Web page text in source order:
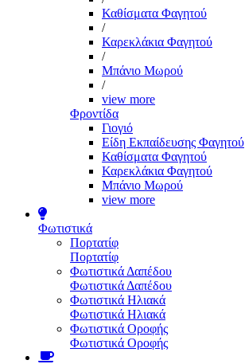
Καθίσματα Φαγητού
/
Καρεκλάκια Φαγητού
/
Μπάνιο Μωρού
/
view more
Φροντίδα
Γιογιό
Είδη Εκπαίδευσης Φαγητού
Καθίσματα Φαγητού
Καρεκλάκια Φαγητού
Μπάνιο Μωρού
view more
Φωτιστικά
Πορτατίφ
Πορτατίφ
Φωτιστικά Δαπέδου
Φωτιστικά Δαπέδου
Φωτιστικά Ηλιακά
Φωτιστικά Ηλιακά
Φωτιστικά Οροφής
Φωτιστικά Οροφής